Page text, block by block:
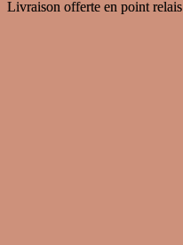
Livraison offerte en point
Livraison offerte en point